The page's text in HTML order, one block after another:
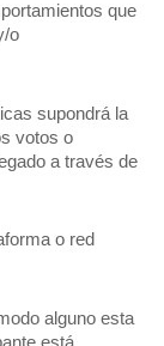
que
o
supondrá la
votos o
a través de
o red
alguno esta
está